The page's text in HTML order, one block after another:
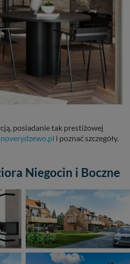
posiadanie tak prestiżowej
i poznać szczegóły.
Niegocin i Boczne